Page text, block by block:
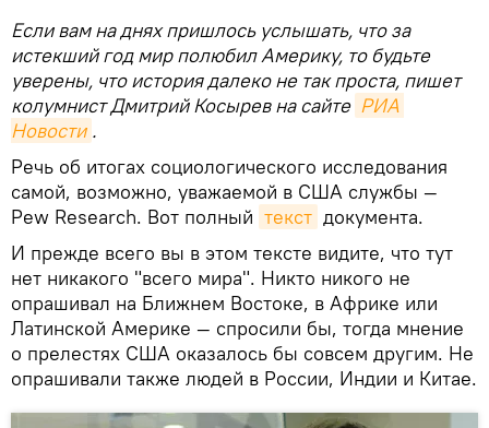
Если вам на днях пришлось услышать, что за
истекший год мир полюбил Америку, то будьте
уверены, что история далеко не так проста, пишет
колумнист Дмитрий Косырев на сайте РИА
Новости .
Речь об итогах социологического исследования
самой, возможно, уважаемой в США службы —
Pew Research. Вот полный текст документа.
И прежде всего вы в этом тексте видите, что тут
нет никакого "всего мира". Никто никого не
опрашивал на Ближнем Востоке, в Африке или
Латинской Америке — спросили бы, тогда мнение
о прелестях США оказалось бы совсем другим. Не
опрашивали также людей в России, Индии и Китае.